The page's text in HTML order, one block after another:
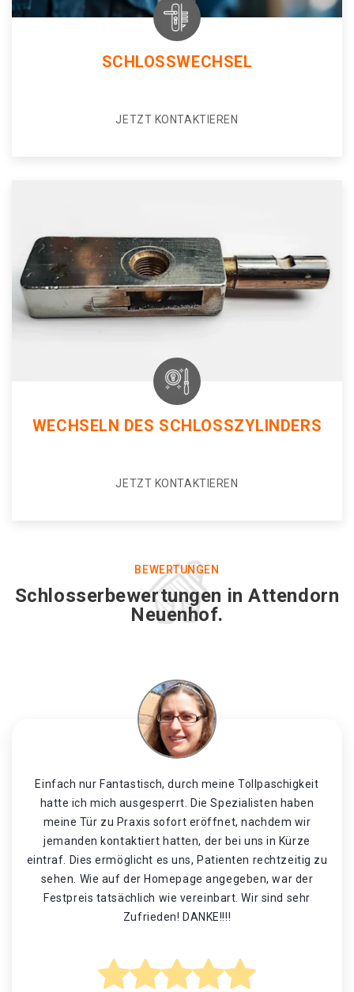
SCHLOSSWECHSEL
JETZT KONTAKTIEREN
WECHSELN DES SCHLOSSZYLINDERS
JETZT KONTAKTIEREN
BEWERTUNGEN
Schlosserbewertungen in Attendorn
Neuenhof.
Einfach nur Fantastisch, durch meine Tollpaschigkeit
hatte ich mich ausgesperrt. Die Spezialisten haben
meine Tür zu Praxis sofort eröffnet, nachdem wir
jemanden kontaktiert hatten, der bei uns in Kürze
eintraf. Dies ermöglicht es uns, Patienten rechtzeitig zu
sehen. Wie auf der Homepage angegeben, war der
Festpreis tatsächlich wie vereinbart. Wir sind sehr
Zufrieden! DANKE!!!!